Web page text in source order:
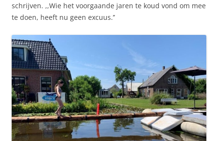
schrijven. ,,Wie het voorgaande jaren te koud vond om mee
te doen, heeft nu geen excuus.’’